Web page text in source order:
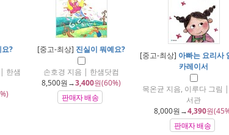
?
한샘
[중고-최상] 진실이 뭐예요?
손호경 지음 | 한샘닷컴
8,500원→3,400원(60%)
판매자 배송
[중고-최상] 아빠는 요리사
카레이서
목온균 지음, 이루다 그림
서관
8,000원→4,390원
판매자 배송